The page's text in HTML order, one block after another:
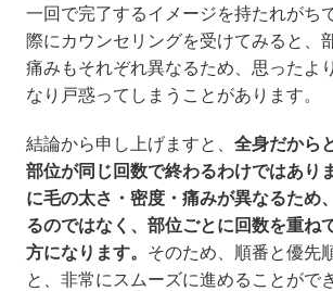
一回で完了するイメージを持たれがち
際にカウンセリングを受けてみると、
痛みもそれぞれ異なるため、思ったよ
なり戸惑ってしまうことがあります。
結論から申し上げますと、 全身だから
部位が同じ回数で終わるわけではあり
に毛の太さ・密度・痛みが異なるため、
るのではなく、部位ごとに回数を重ね
方になります。 そのため、順番と優先
と、非常にスムーズに進めることがで